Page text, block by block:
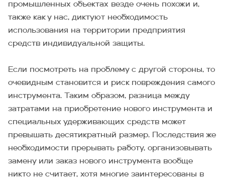
промышленных объектах везде очень похожи и,
также как у нас, диктуют необходимость
использования на территории предприятия
средств индивидуальной защиты.
Если посмотреть на проблему с другой стороны, то
очевидным становится и риск повреждения самого
инструмента. Таким образом, разница между
затратами на приобретение нового инструмента и
специальных удерживающих средств может
превышать десятикратный размер. Последствия же
необходимости прерывать работу, организовывать
замену или заказ нового инструмента вообще
никто не считает, хотя многие заинтересованы в